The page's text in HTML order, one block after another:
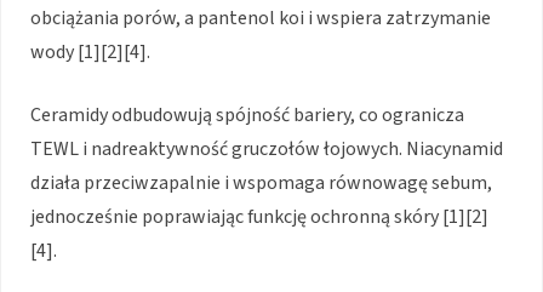
obciążania porów, a pantenol koi i wspiera zatrzymanie
wody [1][2][4].
Ceramidy odbudowują spójność bariery, co ogranicza
TEWL i nadreaktywność gruczołów łojowych. Niacynamid
działa przeciwzapalnie i wspomaga równowagę sebum,
jednocześnie poprawiając funkcję ochronną skóry [1][2]
[4].